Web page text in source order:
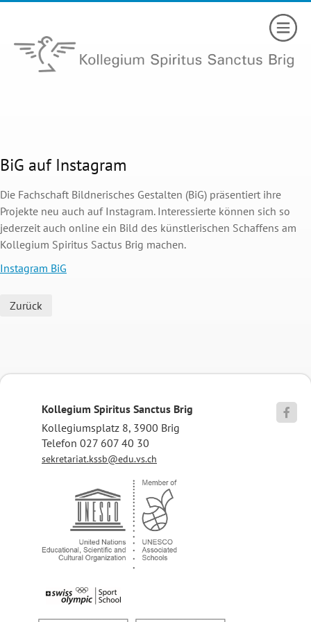
BiG auf Instagram
Die Fachschaft Bildnerisches Gestalten (BiG) präsentiert ihre
Projekte neu auch auf Instagram. Interessierte können sich so
jederzeit auch online ein Bild des künstlerischen Schaffens am
Kollegium Spiritus Sactus Brig machen.
Instagram BiG
Zurück
Kollegium Spiritus Sanctus Brig
Kollegiumsplatz 8, 3900 Brig
Telefon 027 607 40 30
sekretariat.kssb@edu.vs.ch
